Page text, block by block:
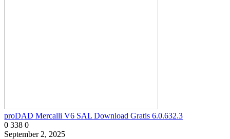
proDAD Mercalli V6 SAL Download Gratis 6.0.632.3
0 338 0
September 2, 2025